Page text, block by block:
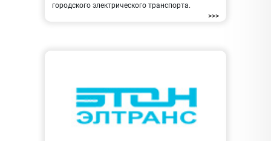
городского электрического транспорта.
>>>